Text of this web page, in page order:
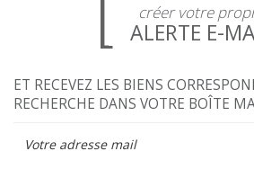
créer votre
ALERTE E-
ET RECEVEZ LES BIENS
RECHERCHE DANS VOTRE BOÎTE